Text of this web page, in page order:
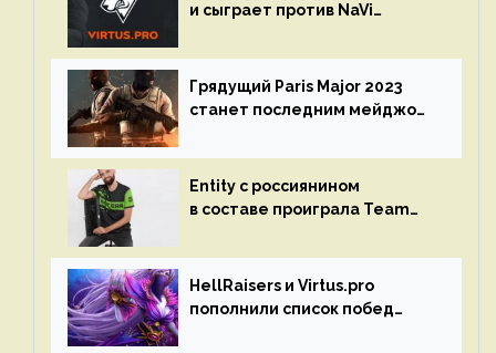
и сыграет против NaVi
Грядущий Paris Major 2023
станет последним мейджор-
Entity с россиянином
в составе проиграла Team
HellRaisers и Virtus.pro
пополнили список побед